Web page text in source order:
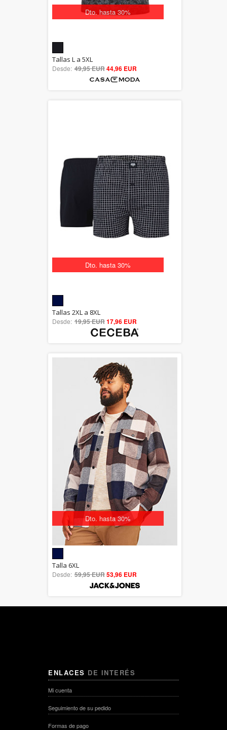
Dto. hasta 30%
out of 5
Tallas L a 5XL
Desde: 49,95 EUR44,96 EUR
Dto. hasta 30%
5.00
out of 5
Tallas 2XL a 8XL
Desde: 19,95 EUR17,96 EUR
Dto. hasta 30%
out of 5
Talla 6XL
Desde: 59,95 EUR53,96 EUR
ENLACES DE INTERÉS
Mi cuenta
Seguimiento de su pedido
Formas de pago